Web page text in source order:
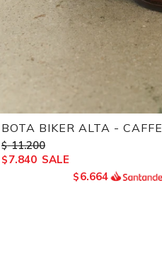
BOTA BIKER ALTA - CAFFE
$ 11.200
$7.840
$6.664